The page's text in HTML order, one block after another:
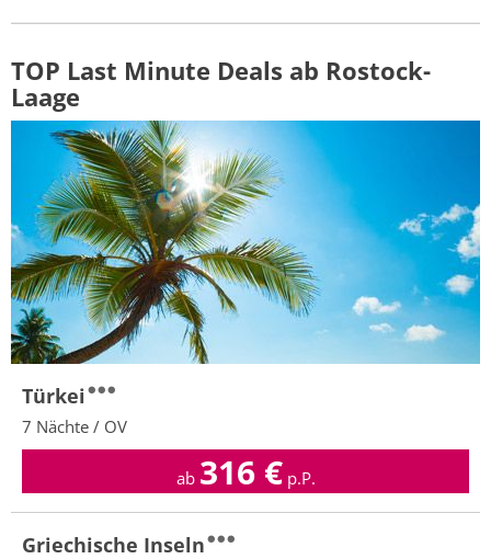
TOP Last Minute Deals ab Rostock-
Laage
Türkei
7 Nächte / OV
ab 316€ p.P.
Griechische Inseln